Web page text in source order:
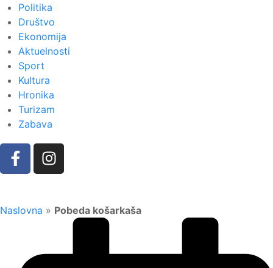
Politika
Društvo
Ekonomija
Aktuelnosti
Sport
Kultura
Hronika
Turizam
Zabava
Naslovna » Pobeda košarkaša